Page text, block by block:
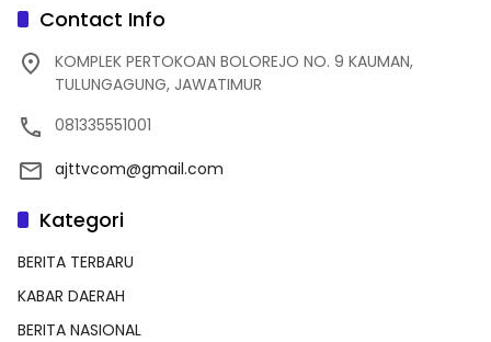
Contact Info
KOMPLEK PERTOKOAN BOLOREJO NO. 9 KAUMAN,
TULUNGAGUNG, JAWATIMUR
081335551001
ajttvcom@gmail.com
Kategori
BERITA TERBARU
KABAR DAERAH
BERITA NASIONAL